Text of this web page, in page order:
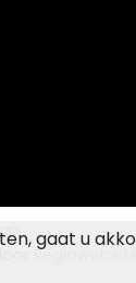
Regiowebsites
gaat u